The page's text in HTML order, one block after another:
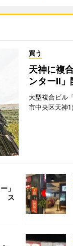
買う
天神に複
ンターII」
大型複合ビル
市中央区天神1
」
ス